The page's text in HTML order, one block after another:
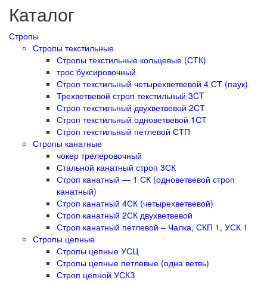
Каталог
Стропы
Стропы текстильные
Стропы текстильные кольцевые (СТК)
трос буксировочный
Строп текстильный четырехветвевой 4 СТ (паук)
Трехветвевой строп текстильный 3CT
Строп текстильный двухветвевой 2СТ
Строп текстильный одноветвевой 1СТ
Строп текстильный петлевой СТП
Стропы канатные
чокер трелеровочный
Стальной канатный строп 3СК
Строп канатный — 1 СК (одноветвевой строп
канатный)
Строп канатный 4СК (четырехветвевой)
Строп канатный 2СК двухветвевой
Строп канатный петлевой – Чалка, СКП 1, УСК 1
Стропы цепные
Стропы цепные УСЦ
Стропы цепные петлевые (одна ветвь)
Строп цепной УСКЗ